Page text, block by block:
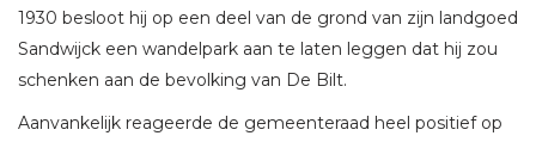
1930 besloot hij op een deel van de grond van zijn landgoed
Sandwijck een wandelpark aan te laten leggen dat hij zou
schenken aan de bevolking van De Bilt.
Aanvankelijk reageerde de gemeenteraad heel positief op